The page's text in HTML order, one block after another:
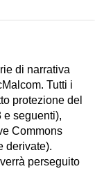
di narrativa
Tutti i
protezione del
e seguenti),
Commons
derivate).
perseguito